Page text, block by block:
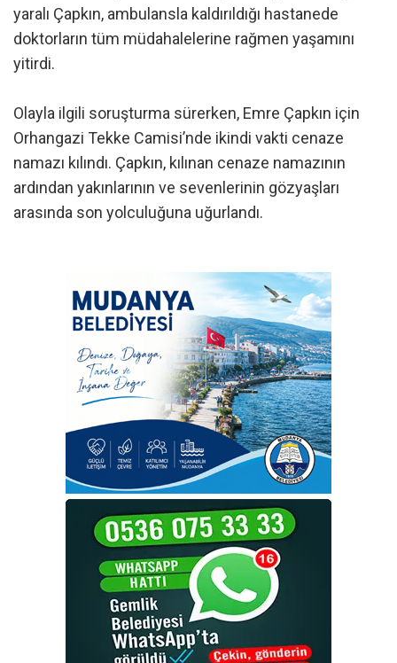
yaralı Çapkın, ambulansla kaldırıldığı hastanede
doktorların tüm müdahalelerine rağmen yaşamını
yitirdi.
Olayla ilgili soruşturma sürerken, Emre Çapkın için
Orhangazi Tekke Camisi’nde ikindi vakti cenaze
namazı kılındı. Çapkın, kılınan cenaze namazının
ardından yakınlarının ve sevenlerinin gözyaşları
arasında son yolculuğuna uğurlandı.